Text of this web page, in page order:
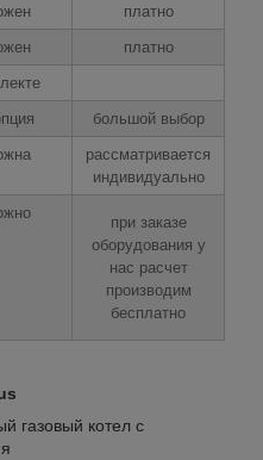
платно
платно
большой выбор
рассматривается
индивидуально
при заказе
оборудования у
нас расчет
производим
бесплатно
газовый котел с